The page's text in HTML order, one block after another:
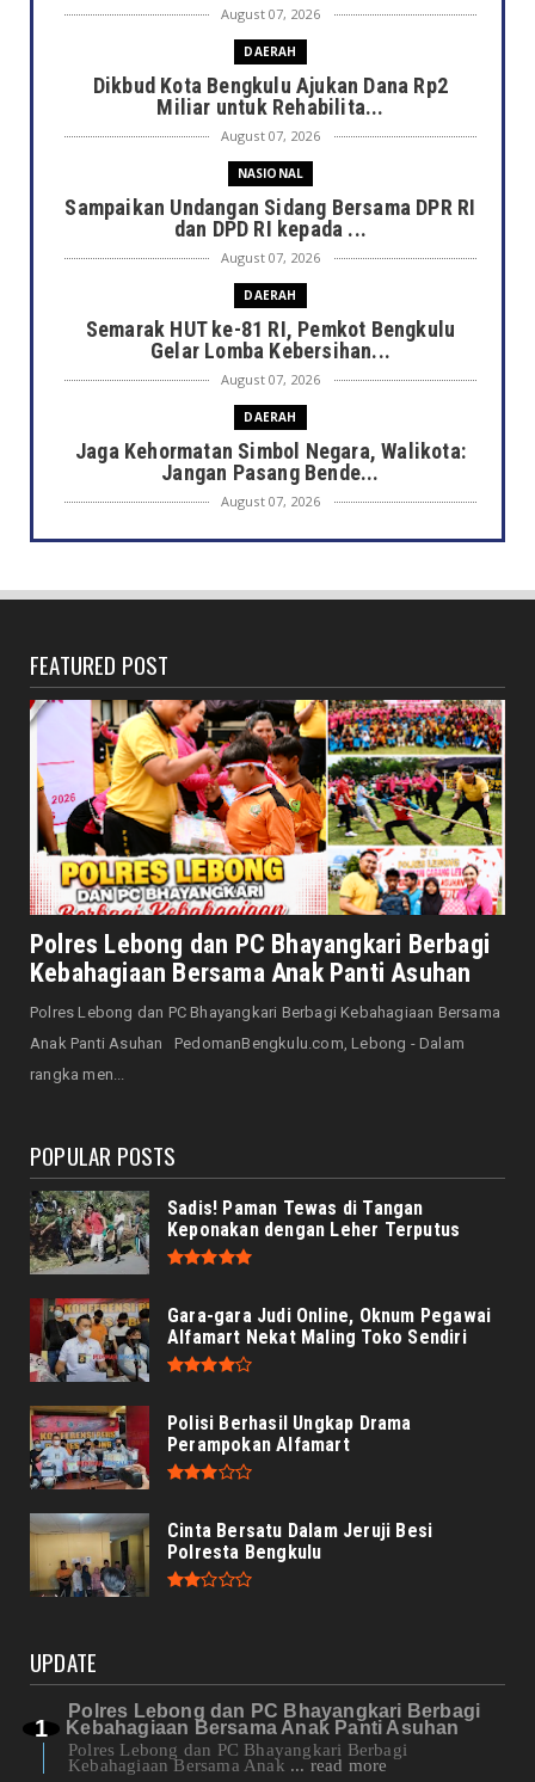
August 07, 2026
DAERAH
Dikbud Kota Bengkulu Ajukan Dana Rp2
Miliar untuk Rehabilita...
August 07, 2026
NASIONAL
Sampaikan Undangan Sidang Bersama DPR RI
dan DPD RI kepada ...
August 07, 2026
DAERAH
Semarak HUT ke-81 RI, Pemkot Bengkulu
Gelar Lomba Kebersihan...
August 07, 2026
DAERAH
Jaga Kehormatan Simbol Negara, Walikota:
Jangan Pasang Bende...
August 07, 2026
DAERAH
Bagikan 5.000 Bendera ...
Saat Amal Masjid Keliru, Nasib Negeri
Mengharu-biru
August 07, 2026
HONDA
Honda CUV e: Motor Listrik Canggih, Penuh
Keunggulan dan Sia...
August 07, 2026
NASIONAL
Senator Leni John Latief: Saatnya
Mengutamakan Rehabilitasi
NASIONAL
Prabowo Apresiasi Teknologi Genteng Ramah
FEATURED POST
Polres Lebong dan PC Bhayangkari Berbagi
Kebahagiaan Bersama Anak Panti Asuhan
Polres Lebong dan PC Bhayangkari Berbagi Kebahagiaan Bersama
Anak Panti Asuhan PedomanBengkulu.com, Lebong - Dalam
rangka men...
POPULAR POSTS
Sadis! Paman Tewas di Tangan
Keponakan dengan Leher Terputus
Gara-gara Judi Online, Oknum Pegawai
Alfamart Nekat Maling Toko Sendiri
Polisi Berhasil Ungkap Drama
Perampokan Alfamart
Cinta Bersatu Dalam Jeruji Besi
Polresta Bengkulu
UPDATE
Polres Lebong dan PC Bhayangkari Berbagi
Kebahagiaan Bersama Anak Panti Asuhan
Polres Lebong dan PC Bhayangkari Berbagi
Kebahagiaan Bersama Anak ... read more